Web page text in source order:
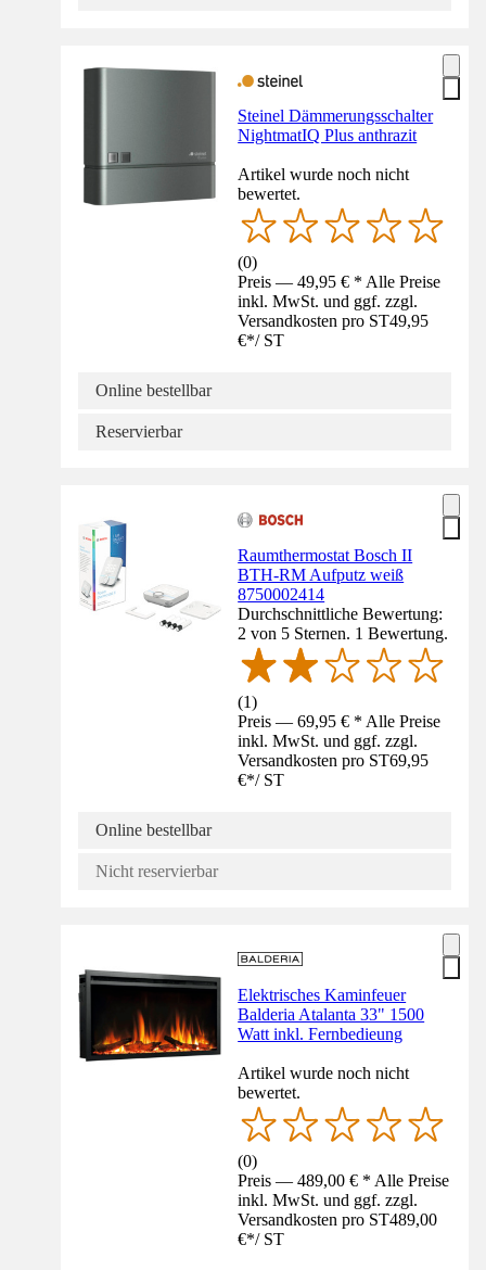
Steinel Dämmerungsschalter
NightmatIQ Plus anthrazit
Artikel wurde noch nicht
bewertet.
(0)
Preis — 49,95 € * Alle Preise
inkl. MwSt. und ggf. zzgl.
Versandkosten pro ST49,95
€*/ ST
Online bestellbar
Reservierbar
Raumthermostat Bosch II
BTH-RM Aufputz weiß
8750002414
Durchschnittliche Bewertung:
2 von 5 Sternen. 1 Bewertung.
(1)
Preis — 69,95 € * Alle Preise
inkl. MwSt. und ggf. zzgl.
Versandkosten pro ST69,95
€*/ ST
Online bestellbar
Nicht reservierbar
Elektrisches Kaminfeuer
Balderia Atalanta 33" 1500
Watt inkl. Fernbedieung
Artikel wurde noch nicht
bewertet.
(0)
Preis — 489,00 € * Alle Preise
inkl. MwSt. und ggf. zzgl.
Versandkosten pro ST489,00
€*/ ST